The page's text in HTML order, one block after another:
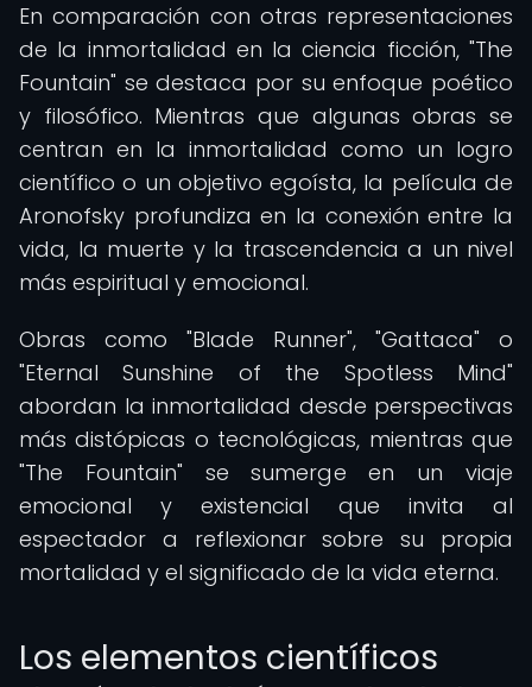
En comparación con otras representaciones
de la inmortalidad en la ciencia ficción, "The
Fountain" se destaca por su enfoque poético
y filosófico. Mientras que algunas obras se
centran en la inmortalidad como un logro
científico o un objetivo egoísta, la película de
Aronofsky profundiza en la conexión entre la
vida, la muerte y la trascendencia a un nivel
más espiritual y emocional.
Obras como "Blade Runner", "Gattaca" o
"Eternal Sunshine of the Spotless Mind"
abordan la inmortalidad desde perspectivas
más distópicas o tecnológicas, mientras que
"The Fountain" se sumerge en un viaje
emocional y existencial que invita al
espectador a reflexionar sobre su propia
mortalidad y el significado de la vida eterna.
Los elementos científicos